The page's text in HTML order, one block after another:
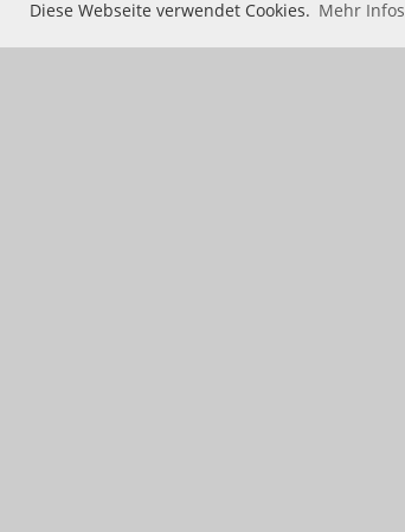
Diese Webseite verwendet Cookies. Mehr Infos